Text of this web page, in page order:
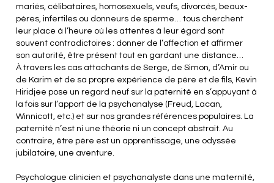
mariés, célibataires, homosexuels, veufs, divorcés, beaux-
pères, infertiles ou donneurs de sperme… tous cherchent
leur place à l’heure où les attentes à leur égard sont
souvent contradictoires : donner de l’affection et affirmer
son autorité, être présent tout en gardant une distance…
À travers les cas attachants de Serge, de Simon, d’Amir ou
de Karim et de sa propre expérience de père et de fils, Kevin
Hiridjee pose un regard neuf sur la paternité en s’appuyant à
la fois sur l’apport de la psychanalyse (Freud, Lacan,
Winnicott, etc.) et sur nos grandes références populaires. La
paternité n’est ni une théorie ni un concept abstrait. Au
contraire, être père est un apprentissage, une odyssée
jubilatoire, une aventure.
Psychologue clinicien et psychanalyste dans une maternité,